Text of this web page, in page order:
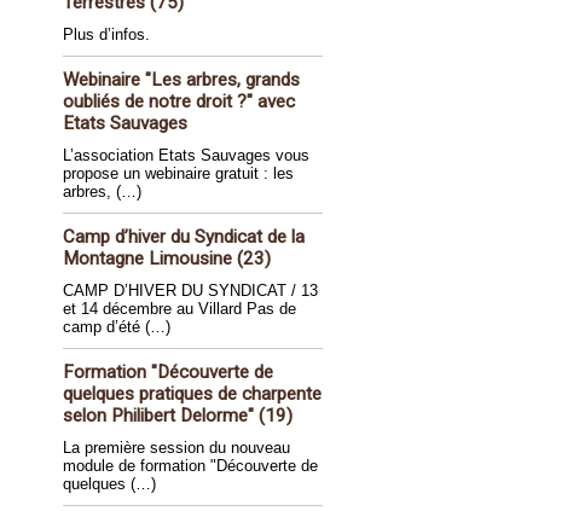
Plus d’infos.
Webinaire "Les arbres, grands
oubliés de notre droit ?" avec
Etats Sauvages
L’association Etats Sauvages vous
propose un webinaire gratuit : les
arbres, (…)
Camp d’hiver du Syndicat de la
Montagne Limousine (23)
CAMP D’HIVER DU SYNDICAT / 13
et 14 décembre au Villard Pas de
camp d’été (…)
Formation "Découverte de
quelques pratiques de charpente
selon Philibert Delorme" (19)
La première session du nouveau
module de formation "Découverte de
quelques (…)